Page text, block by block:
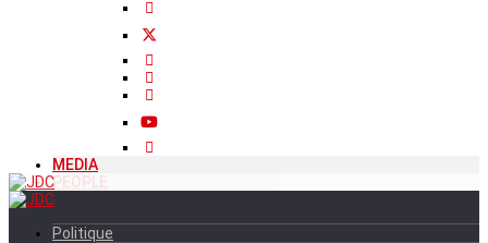
MEDIA
PEOPLE
Politique